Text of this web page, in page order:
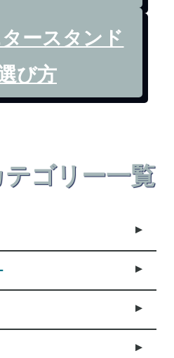
ースタンド
び方
ゴリー一覧